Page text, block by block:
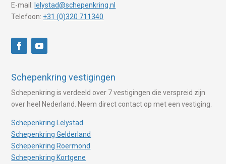
E-mail: lelystad@schepenkring.nl
Telefoon: +31 (0)320 711340
Schepenkring vestigingen
Schepenkring is verdeeld over 7 vestigingen die verspreid zijn
over heel Nederland. Neem direct contact op met een vestiging.
Schepenkring Lelystad
Schepenkring Gelderland
Schepenkring Roermond
Schepenkring Kortgene